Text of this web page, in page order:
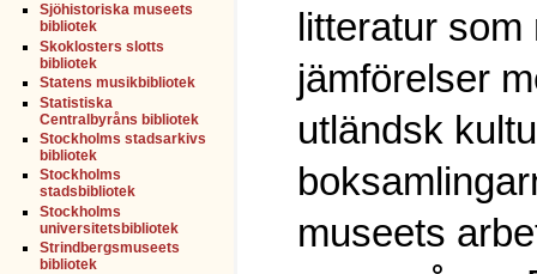
Sjöhistoriska museets
bibliotek
Skoklosters slotts
bibliotek
Statens musikbibliotek
Statistiska
Centralbyråns bibliotek
Stockholms stadsarkivs
bibliotek
Stockholms
stadsbibliotek
Stockholms
universitetsbibliotek
Strindbergsmuseets
bibliotek
litteratur som
jämförelser
utländsk
museets